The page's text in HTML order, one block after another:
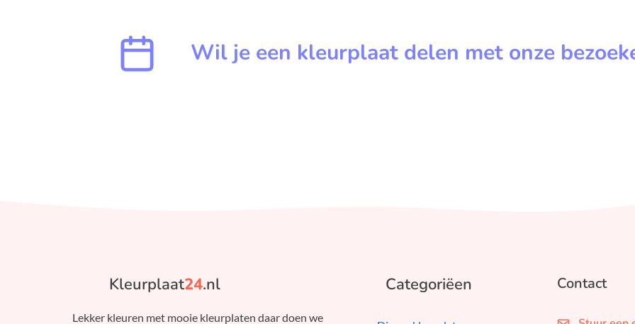
Wil je een kleurplaat delen met onze
Kleurplaat24.nl
Lekker kleuren met mooie kleurplaten daar doen we
Categoriëen Contact